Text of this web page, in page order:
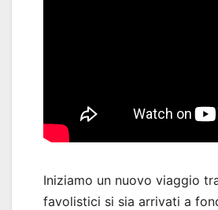
Iniziamo un nuovo viaggio
favolistici si sia arrivati a